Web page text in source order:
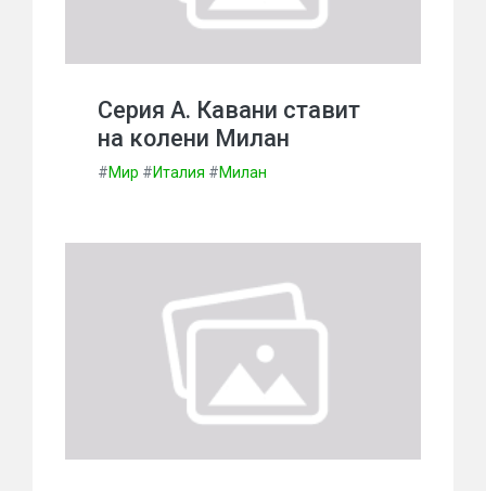
Серия А. Кавани ставит
на колени Милан
#Мир #Италия #Милан